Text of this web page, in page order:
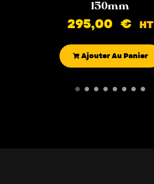
150mm
295,00 € HT
Ajouter Au Panier